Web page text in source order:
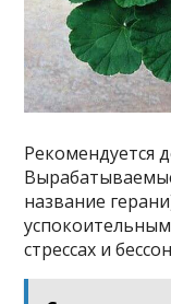
Рекомендуется
название
стрессах и